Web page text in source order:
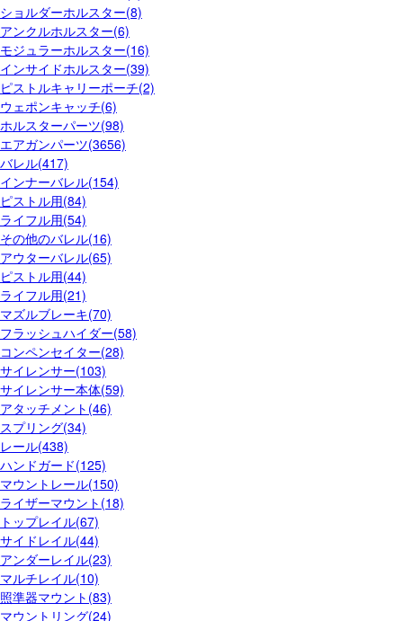
ショルダーホルスター(8)
アンクルホルスター(6)
モジュラーホルスター(16)
インサイドホルスター(39)
ピストルキャリーポーチ(2)
ウェポンキャッチ(6)
ホルスターパーツ(98)
エアガンパーツ(3656)
バレル(417)
インナーバレル(154)
ピストル用(84)
ライフル用(54)
その他のバレル(16)
アウターバレル(65)
ピストル用(44)
ライフル用(21)
マズルブレーキ(70)
フラッシュハイダー(58)
コンペンセイター(28)
サイレンサー(103)
サイレンサー本体(59)
アタッチメント(46)
スプリング(34)
レール(438)
ハンドガード(125)
マウントレール(150)
ライザーマウント(18)
トップレイル(67)
サイドレイル(44)
アンダーレイル(23)
マルチレイル(10)
照準器マウント(83)
マウントリング(24)